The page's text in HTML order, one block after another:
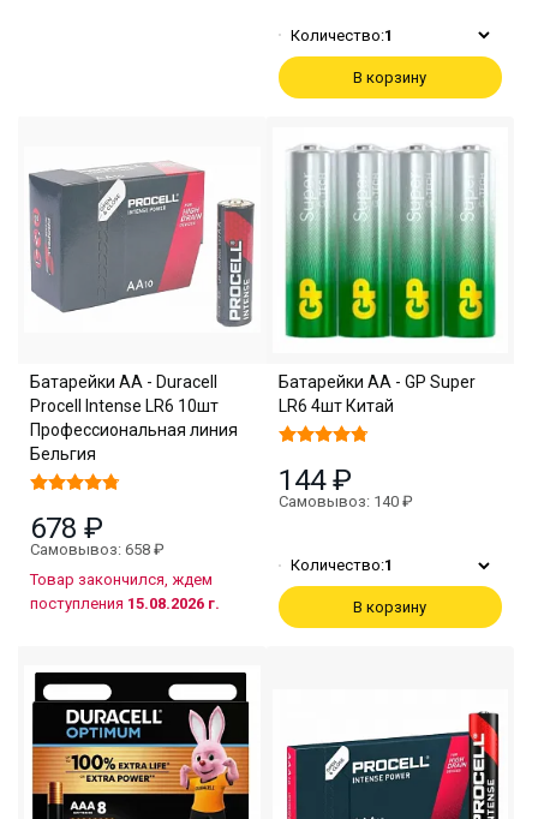
Количество:1
В корзину
Батарейки АА - Duracell
Procell Intense LR6 10шт
Профессиональная линия
Бельгия
678 ₽
Самовывоз: 658 ₽
Товар закончился, ждем
поступления 15.08.2026 г.
Батарейки АА - GP Super
LR6 4шт Китай
144 ₽
Самовывоз: 140 ₽
Количество:1
В корзину